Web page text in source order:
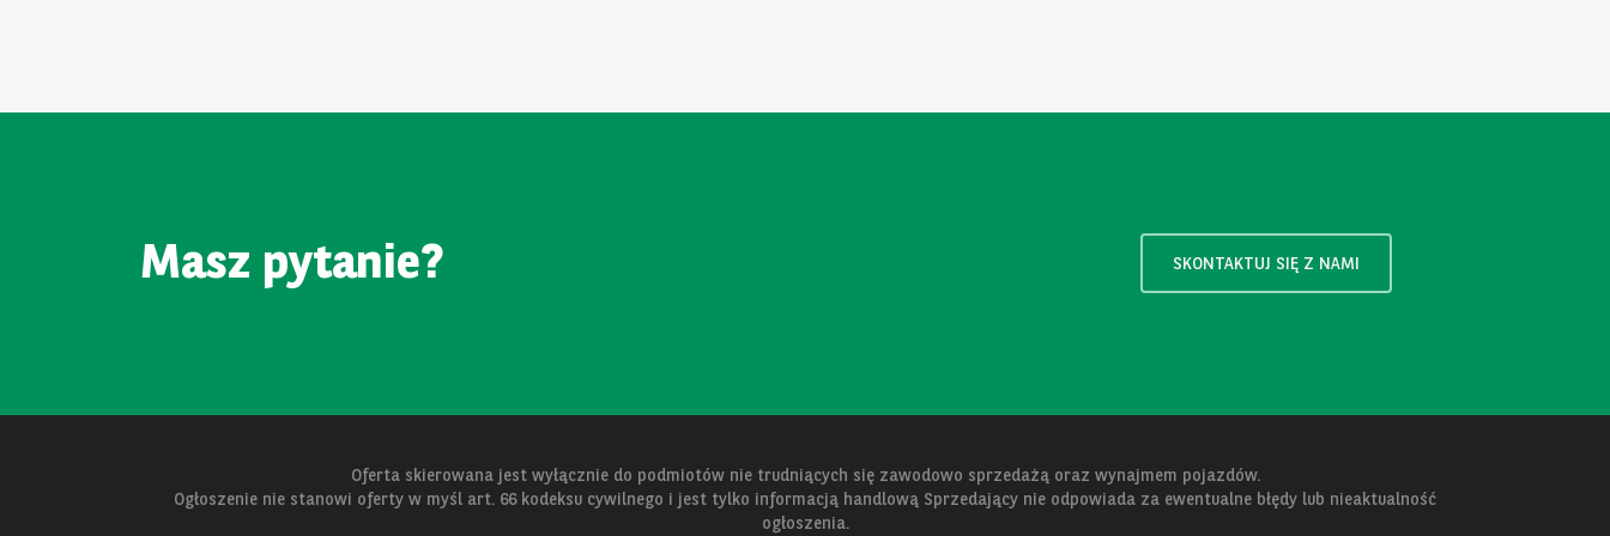
Masz pytanie? SKONTAKTUJ SIĘ Z NAMI
Oferta skierowana jest wyłącznie do podmiotów nie trudniących się zawodowo sprzedażą oraz wynajmem pojazdów.
Ogłoszenie nie stanowi oferty w myśl art. 66 kodeksu cywilnego i jest tylko informacją handlową Sprzedający nie odpowiada za ewentualne błędy lub nieaktualność
ogłoszenia.